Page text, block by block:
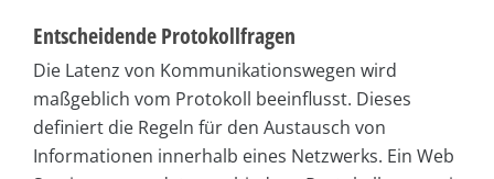
Entscheidende Protokollfragen
Die Latenz von Kommunikationswegen wird
maßgeblich vom Protokoll beeinflusst. Dieses
definiert die Regeln für den Austausch von
Informationen innerhalb eines Netzwerks. Ein Web